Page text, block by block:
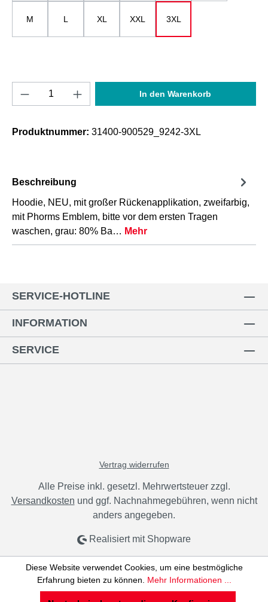
M L XL XXL 3XL
Produkt Anzahl: Gib den gewünschten
In den Warenkorb
Produktnummer: 31400-900529_9242-3XL
Beschreibung
Hoodie, NEU, mit großer Rückenapplikation, zweifarbig,
mit Phorms Emblem, bitte vor dem ersten Tragen
waschen, grau: 80% Ba… Mehr
SERVICE-HOTLINE
INFORMATION
SERVICE
Vertrag widerrufen
Alle Preise inkl. gesetzl. Mehrwertsteuer zzgl.
Versandkosten und ggf. Nachnahmegebühren, wenn nicht
anders angegeben.
Realisiert mit Shopware
Diese Website verwendet Cookies, um eine bestmögliche
Erfahrung bieten zu können. Mehr Informationen ...